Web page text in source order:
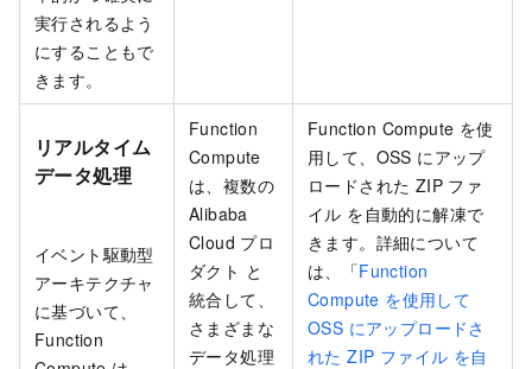
実行されるよう
にすることもで
きます。
リアルタイム
データ処理
イベント駆動型
アーキテクチャ
に基づいて、
Function
Function
Compute
は、複数の
Alibaba
Cloud プロ
ダクト と
統合して、
さまざまな
データ処理
Function Compute を使
用して、OSS にアップ
ロードされた ZIP ファ
イル を自動的に解凍で
きます。詳細について
は、「Function
Compute を使用して
OSS にアップロードさ
れた ZIP ファイル を自